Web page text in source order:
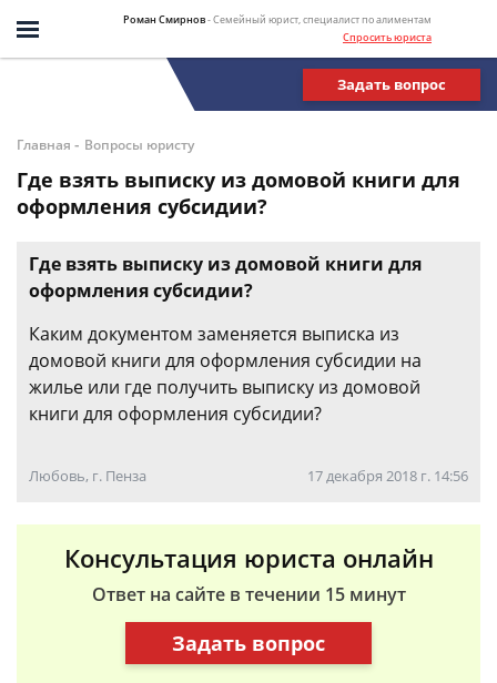
Роман Смирнов- Семейный юрист, специалист по алиментам
Спросить юриста
Задать вопрос
Главная - Вопросы юристу
Где взять выписку из домовой книги для
оформления субсидии?
Где взять выписку из домовой книги для
оформления субсидии?
Каким документом заменяется выписка из
домовой книги для оформления субсидии на
жилье или где получить выписку из домовой
книги для оформления субсидии?
Любовь, г. Пенза 17 декабря 2018 г. 14:56
Консультация юриста онлайн
Ответ на сайте в течении 15 минут
Задать вопрос